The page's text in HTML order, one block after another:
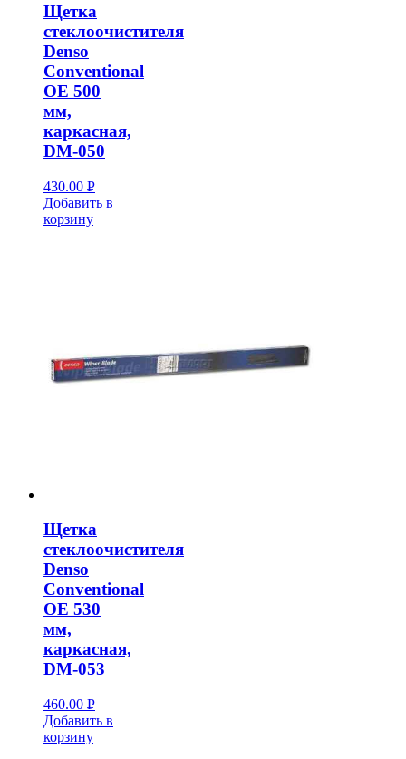
Щетка
стеклоочистителя
Denso
Conventional
OE 500
мм,
каркасная,
DM-050
430.00 Р
УБ.
Добавить в
корзину
Щетка
стеклоочистителя
Denso
Conventional
OE 530
мм,
каркасная,
DM-053
460.00 Р
УБ.
Добавить в
корзину